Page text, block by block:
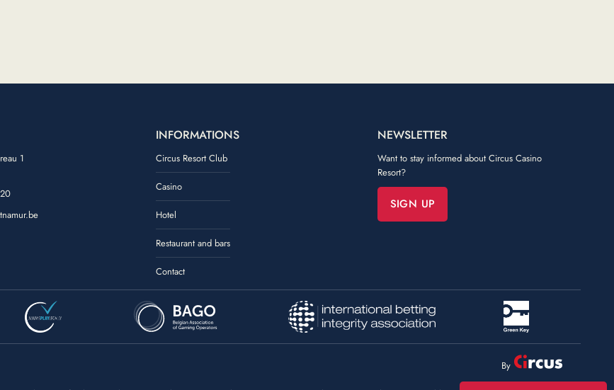
1
INFORMATIONS
Circus Resort Club
Casino
Hotel
Restaurant and bars
Contact
NEWSLETTER
Want to stay informed about Circus Casino
Resort?
SIGN UP
By